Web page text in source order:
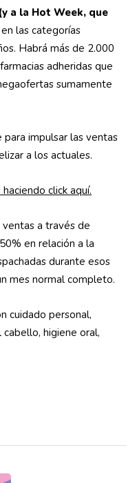
a la Hot Week, que
en las categorías
Habrá más de 2.000
adheridas que
sumamente
impulsar las ventas
a los actuales.
click aquí.
a través de
en relación a la
durante esos
mes normal completo.
cuidado personal,
higiene oral,